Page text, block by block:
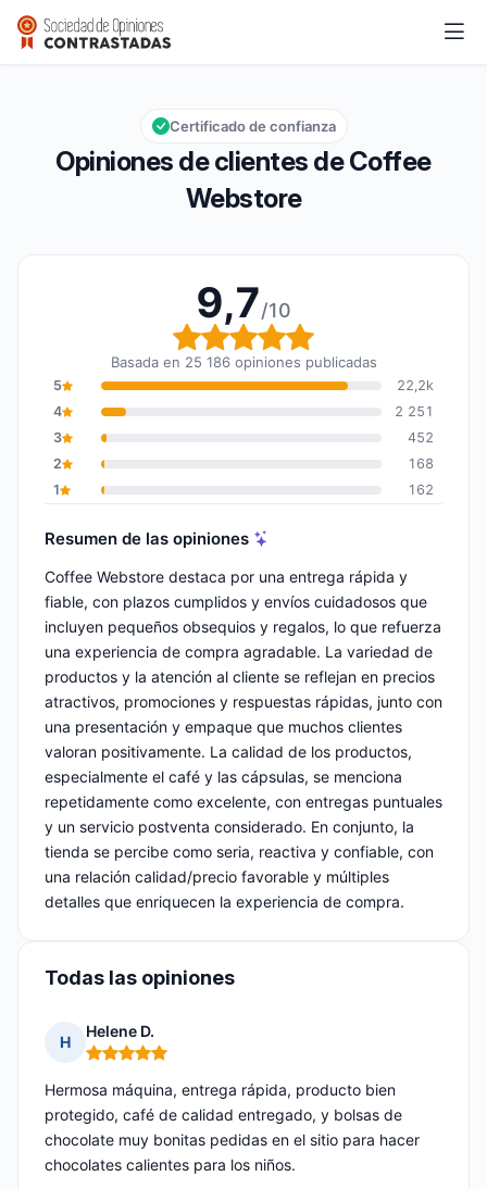
Coffee Webstore
Calificación global: 9,7 de 10
9,7/10
Opiniones de clientes de Coffee
Webstore
Certificado de confianza
9,7/10
Calificación global: 9,7
Basada en 25 186 opiniones publicadas
5
22,2k
4
2 251
3
452
2
168
1
162
Resumen de las opiniones
Coffee Webstore destaca por una entrega rápida y
fiable, con plazos cumplidos y envíos cuidadosos que
incluyen pequeños obsequios y regalos, lo que refuerza
una experiencia de compra agradable. La variedad de
productos y la atención al cliente se reflejan en precios
atractivos, promociones y respuestas rápidas, junto con
una presentación y empaque que muchos clientes
valoran positivamente. La calidad de los productos,
especialmente el café y las cápsulas, se menciona
repetidamente como excelente, con entregas puntuales
y un servicio postventa considerado. En conjunto, la
tienda se percibe como seria, reactiva y confiable, con
una relación calidad/precio favorable y múltiples
detalles que enriquecen la experiencia de compra.
Todas las opiniones
H
Helene D.
Nota: 5 de 5
Hermosa máquina, entrega rápida, producto bien
protegido, café de calidad entregado, y bolsas de
chocolate muy bonitas pedidas en el sitio para hacer
chocolates calientes para los niños.